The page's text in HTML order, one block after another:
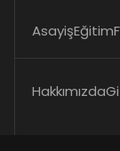
AsayişEğitim
Hakkımızda